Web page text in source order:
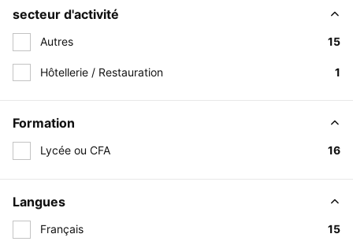
secteur d'activité
Autres 15
Hôtellerie / Restauration 1
Formation
Lycée ou CFA 16
Langues
Français 15